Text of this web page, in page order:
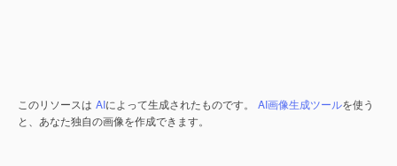
このリソースは AIによって生成されたものです。 AI画像生成ツールを使う
と、あなた独自の画像を作成できます。